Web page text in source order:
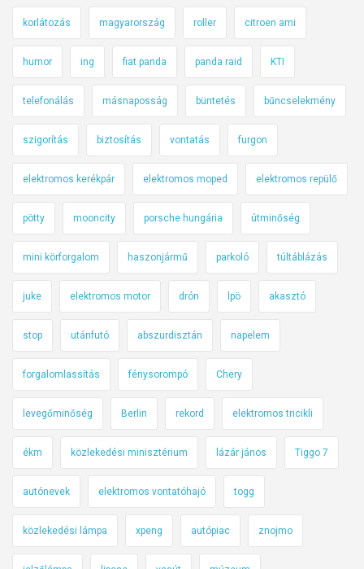
korlátozás magyarország roller citroen ami
humor ing fiat panda panda raid KTI
telefonálás másnaposság büntetés bűncselekmény
szigorítás biztosítás vontatás furgon
elektromos kerékpár elektromos moped elektromos repülő
pötty mooncity porsche hungária útminőség
mini körforgalom haszonjármű parkoló túltáblázás
juke elektromos motor drón lpö akasztó
stop utánfutó abszurdisztán napelem
forgalomlassítás fénysorompó Chery
levegőminőség Berlin rekord elektromos tricikli
ékm közlekedési minisztérium lázár jános Tiggo 7
autónevek elektromos vontatóhajó togg
közlekedési lámpa xpeng autópiac znojmo